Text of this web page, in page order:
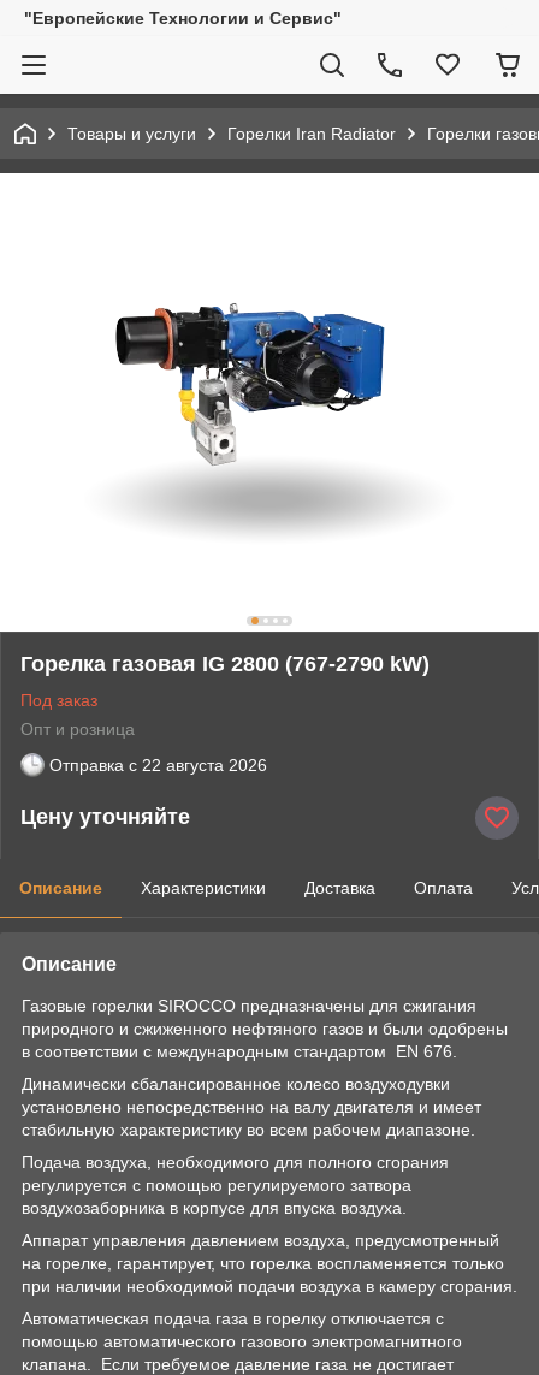
"Европейские Технологии и Сервис"
Товары и услуги Горелки Iran Radiator Горелки
Горелка газовая IG 2800 (767-2790 kW)
Под заказ
Опт и розница
Отправка с 22 августа 2026
Цену уточняйте
Описание Характеристики Доставка Оплата
Описание
Газовые горелки SIROCCO предназначены для сжигания
природного и сжиженного нефтяного газов и были одобрены
в соответствии с международным стандартом EN 676.
Динамически сбалансированное колесо воздуходувки
установлено непосредственно на валу двигателя и имеет
стабильную характеристику во всем рабочем диапазоне.
Подача воздуха, необходимого для полного сгорания
регулируется с помощью регулируемого затвора
воздухозаборника в корпусе для впуска воздуха.
Аппарат управления давлением воздуха, предусмотренный
на горелке, гарантирует, что горелка воспламеняется только
при наличии необходимой подачи воздуха в камеру сгорания.
Автоматическая подача газа в горелку отключается с
помощью автоматического газового электромагнитного
клапана. Если требуемое давление газа не достигает